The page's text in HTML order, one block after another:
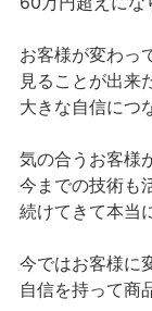
お客様が変わっ
見ることが出来
大きな自信につ
気の合うお客様
今までの技術も
続けてきて本当
今ではお客様に
自信を持って商